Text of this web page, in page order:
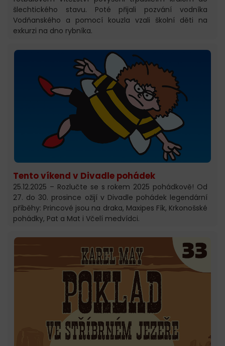
šlechtického stavu. Poté přijali pozvání vodníka
Vodňanského a pomocí kouzla vzali školní děti na
exkurzi na dno rybníka.
Tento víkend v Divadle pohádek
25.12.2025 – Rozlučte se s rokem 2025 pohádkově! Od
27. do 30. prosince ožijí v Divadle pohádek legendární
příběhy: Princové jsou na draka, Maxipes Fík, Krkonošské
pohádky, Pat a Mat i Včelí medvídci.